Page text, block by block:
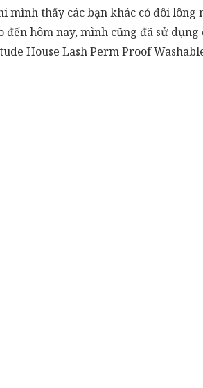
thấy các bạn khác có đôi lông
hôm nay, mình cũng đã sử
House Lash Perm Proof